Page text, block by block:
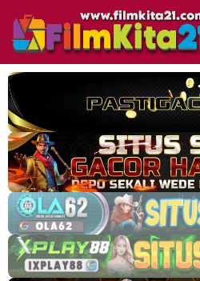
konten